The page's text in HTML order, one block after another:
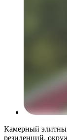
Камерный
резиденций,